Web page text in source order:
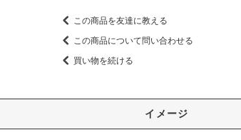
この商品を友達に教える
この商品について問い合わせる
買い物を続ける
イメージ